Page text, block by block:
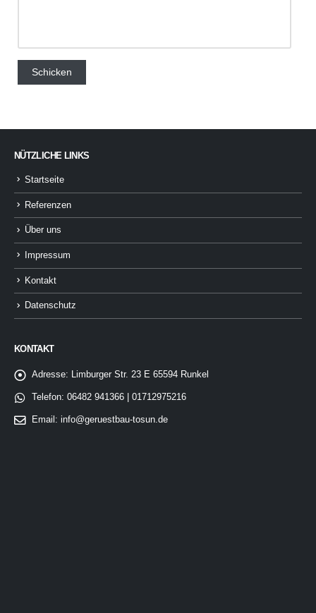
NÜTZLICHE LINKS
Startseite
Referenzen
Über uns
Impressum
Kontakt
Datenschutz
KONTAKT
Adresse: Limburger Str. 23 E 65594 Runkel
Telefon: 06482 941366 | 01712975216
Email: info@geruestbau-tosun.de